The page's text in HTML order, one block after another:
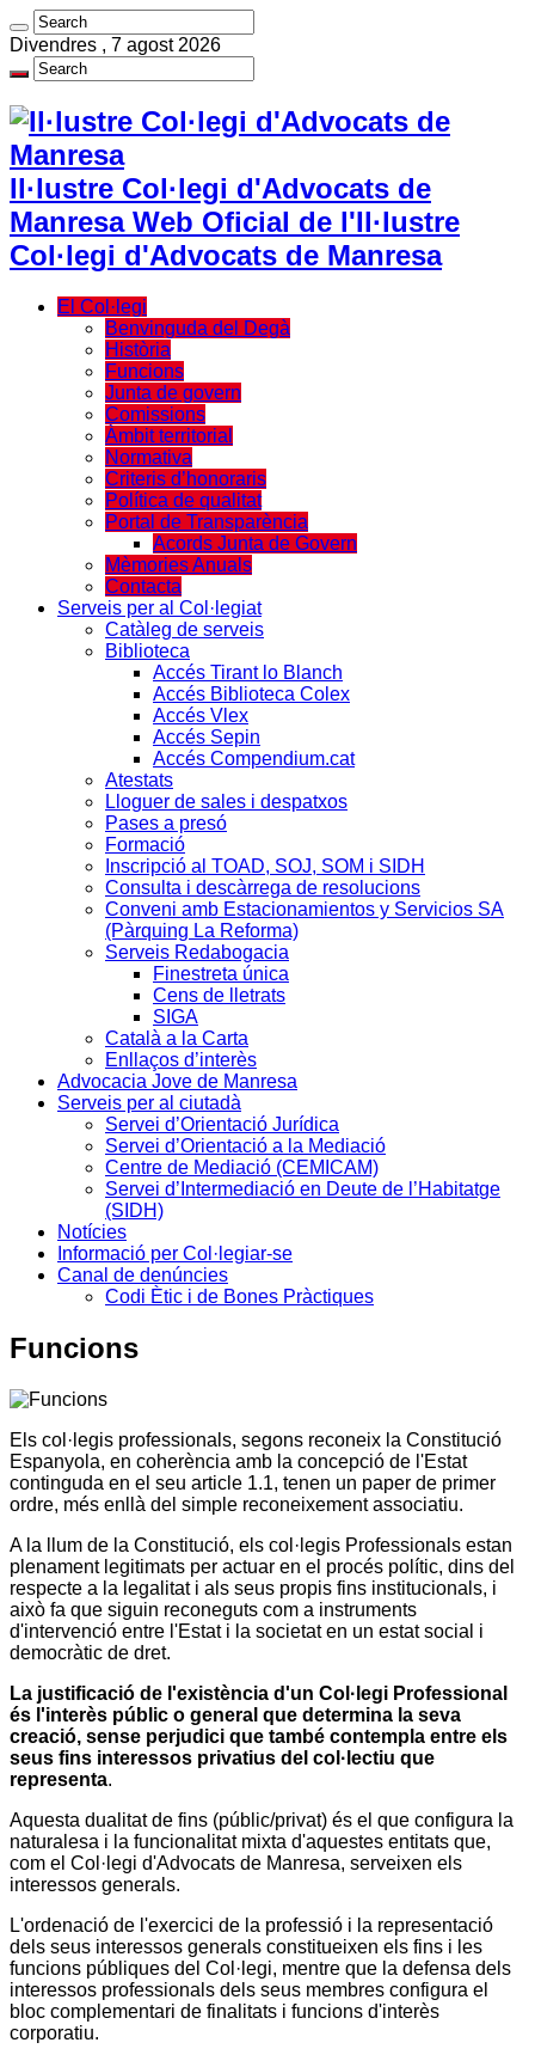
Divendres , 7 agost 2026
Il·lustre Col·legi d'Advocats de
Manresa Web Oficial de l'Il·lustre
Col·legi d'Advocats de Manresa
El Col·legi
Benvinguda del Degà
Història
Funcions
Junta de govern
Comissions
Àmbit territorial
Normativa
Criteris d’honoraris
Política de qualitat
Portal de Transparència
Acords Junta de Govern
Mèmories Anuals
Contacta
Serveis per al Col·legiat
Catàleg de serveis
Biblioteca
Accés Tirant lo Blanch
Accés Biblioteca Colex
Accés Vlex
Accés Sepin
Accés Compendium.cat
Atestats
Lloguer de sales i despatxos
Pases a presó
Formació
Inscripció al TOAD, SOJ, SOM i SIDH
Consulta i descàrrega de resolucions
Conveni amb Estacionamientos y Servicios SA
(Pàrquing La Reforma)
Serveis Redabogacia
Finestreta única
Cens de lletrats
SIGA
Català a la Carta
Enllaços d’interès
Advocacia Jove de Manresa
Serveis per al ciutadà
Servei d’Orientació Jurídica
Servei d’Orientació a la Mediació
Centre de Mediació (CEMICAM)
Servei d’Intermediació en Deute de l’Habitatge
(SIDH)
Notícies
Informació per Col·legiar-se
Canal de denúncies
Codi Ètic i de Bones Pràctiques
Funcions
Els col·legis professionals, segons reconeix la Constitució
Espanyola, en coherència amb la concepció de l'Estat
continguda en el seu article 1.1, tenen un paper de primer
ordre, més enllà del simple reconeixement associatiu.
A la llum de la Constitució, els col·legis Professionals estan
plenament legitimats per actuar en el procés polític, dins del
respecte a la legalitat i als seus propis fins institucionals, i
això fa que siguin reconeguts com a instruments
d'intervenció entre l'Estat i la societat en un estat social i
democràtic de dret.
La justificació de l'existència d'un Col·legi Professional
és l'interès públic o general que determina la seva
creació, sense perjudici que també contempla entre els
seus fins interessos privatius del col·lectiu que
representa.
Aquesta dualitat de fins (públic/privat) és el que configura la
naturalesa i la funcionalitat mixta d'aquestes entitats que,
com el Col·legi d'Advocats de Manresa, serveixen els
interessos generals.
L'ordenació de l'exercici de la professió i la representació
dels seus interessos generals constitueixen els fins i les
funcions públiques del Col·legi, mentre que la defensa dels
interessos professionals dels seus membres configura el
bloc complementari de finalitats i funcions d'interès
corporatiu.